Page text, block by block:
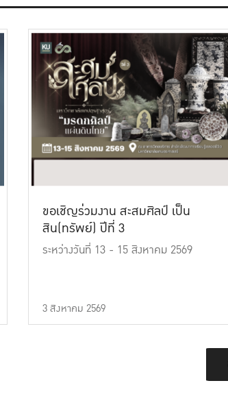
ขอเชิญร่วมงาน สะสมศิลป์ เป็น
สิน(ทรัพย์) ปีที่ 3
ระหว่างวันที่ 13 - 15 สิงหาคม 2569
3 สิงหาคม 2569